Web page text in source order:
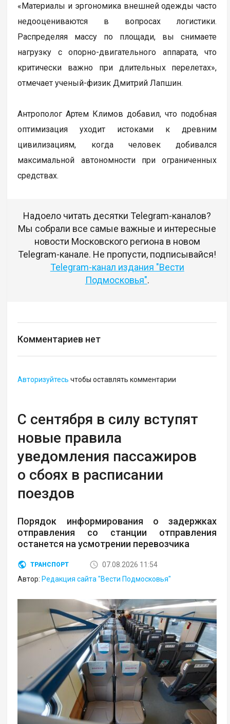
«Материалы и эргономика внешней одежды часто
недооцениваются в вопросах логистики.
Распределяя массу по площади, вы снимаете
нагрузку с опорно-двигательного аппарата, что
критически важно при длительных перелетах»,
отмечает ученый-физик Дмитрий Лапшин.
Антрополог Артем Климов добавил, что подобная
оптимизация уходит истоками к древним
цивилизациям, когда человек добивался
максимальной автономности при ограниченных
средствах.
Надоело читать десятки Telegram-каналов?
Мы собрали все самые важные и интересные
новости Московского региона в новом
Telegram-канале. Не пропусти, подписывайся!
Telegram-канал издания "Вести
Подмосковья".
Комментариев нет
Авторизуйтесь чтобы оставлять комментарии
С сентября в силу вступят
новые правила
уведомления пассажиров
о сбоях в расписании
поездов
Порядок информирования о задержках
отправления со станции отправления
останется на усмотрении перевозчика
ТРАНСПОРТ
07.08.2026 11:54
Автор: Редакция сайта "Вести Подмосковья"